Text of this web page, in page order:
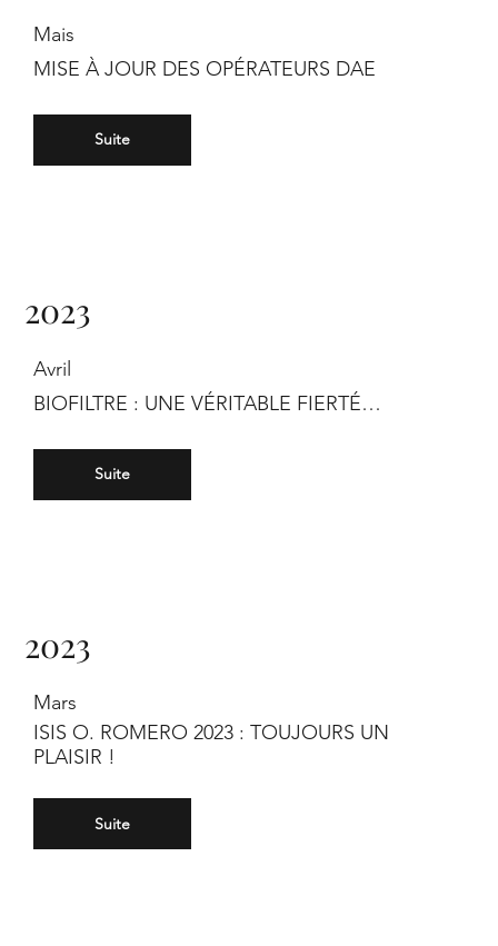
Mais
MISE À JOUR DES OPÉRATEURS DAE
Suite
2023
Avril
BIOFILTRE : UNE VÉRITABLE FIERTÉ…
Suite
2023
Mars
ISIS O. ROMERO 2023 : TOUJOURS UN
PLAISIR !
Suite